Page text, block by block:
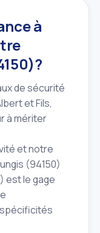
à
de sécurité
et Fils,
à mériter
et notre
(94150)
est le gage